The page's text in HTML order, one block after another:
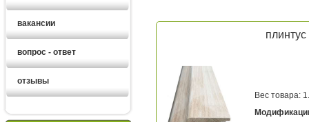
вакансии
вопрос - ответ
отзывы
плинтус
Вес товара: